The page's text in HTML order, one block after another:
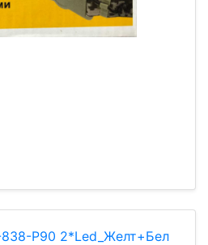
P90 2*Led_Желт+Бел